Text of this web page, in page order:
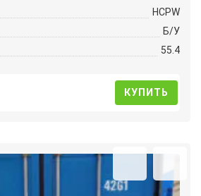
HCPW
Б/У
55.4
КУПИТЬ